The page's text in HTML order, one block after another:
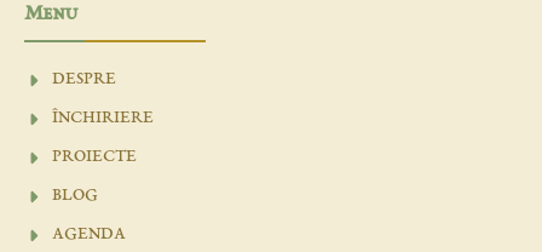
Menu
DESPRE
ÎNCHIRIERE
PROIECTE
BLOG
AGENDA